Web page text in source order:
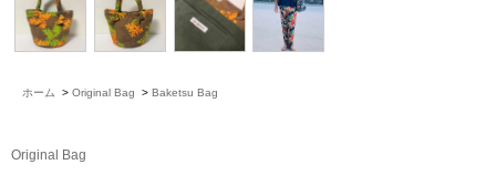
ホーム > Original Bag > Baketsu Bag
Original Bag